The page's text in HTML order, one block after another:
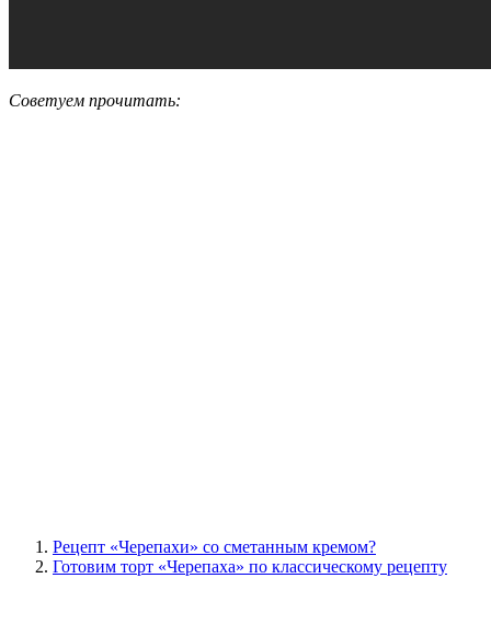
Советуем прочитать:
Рецепт «Черепахи» со сметанным кремом?
Готовим торт «Черепаха» по классическому рецепту